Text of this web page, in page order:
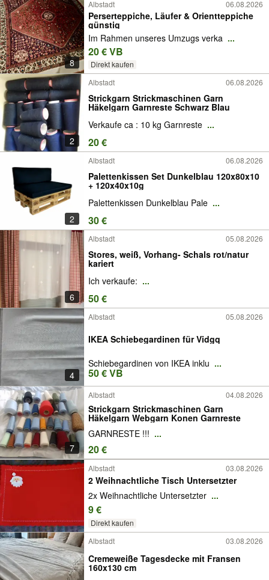
8
Albstadt 06.08.2026
Perserteppiche, Läufer & Orientteppiche
günstig
Im Rahmen unseres Umzugs verka ...
20 € VB
Direkt kaufen
2
Albstadt 06.08.2026
Strickgarn Strickmaschinen Garn
Häkelgarn Garnreste Schwarz Blau
Verkaufe ca : 10 kg Garnreste ...
20 €
2
Albstadt 06.08.2026
Palettenkissen Set Dunkelblau 120x80x10
+ 120x40x10g
Palettenkissen Dunkelblau Pale ...
30 €
6
Albstadt 05.08.2026
Stores, weiß, Vorhang- Schals rot/natur
kariert
Ich verkaufe: ...
50 €
4
Albstadt 05.08.2026
IKEA Schiebegardinen für Vidgq
Schiebegardinen von IKEA inklu ...
50 € VB
7
Albstadt 04.08.2026
Strickgarn Strickmaschinen Garn
Häkelgarn Webgarn Konen Garnreste
GARNRESTE !!! ...
20 €
Albstadt 03.08.2026
2 Weihnachtliche Tisch Untersetzter
2x Weihnachtliche Untersetzter ...
9 €
Direkt kaufen
Albstadt 03.08.2026
Cremeweiße Tagesdecke mit Fransen
160x130 cm